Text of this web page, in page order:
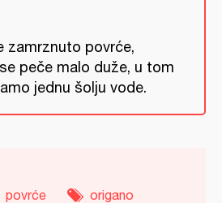
zamrznuto povrće,
peče malo duže, u tom
jednu šolju vode.
povrće
origano